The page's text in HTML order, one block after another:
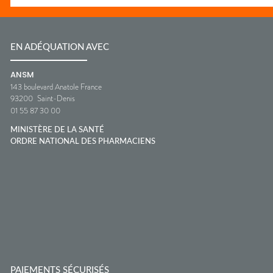
EN ADÉQUATION AVEC
ANSM
143 boulevard Anatole France
93200 Saint-Denis
01 55 87 30 00
MINISTÈRE DE LA SANTÉ
ORDRE NATIONAL DES PHARMACIENS
PAIEMENTS SÉCURISÉS